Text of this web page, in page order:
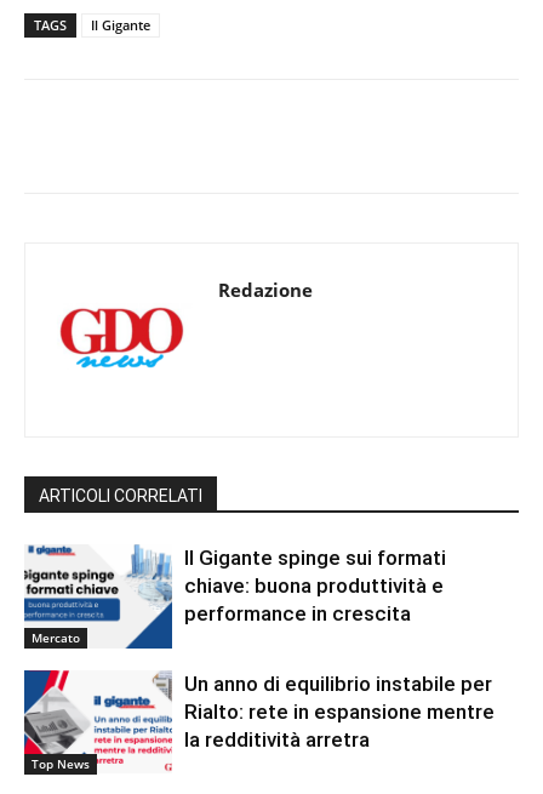
TAGS Il Gigante
Redazione
ARTICOLI CORRELATI
Mercato
Il Gigante spinge sui formati
chiave: buona produttività e
performance in crescita
Top News
Un anno di equilibrio instabile per
Rialto: rete in espansione mentre
la redditività arretra